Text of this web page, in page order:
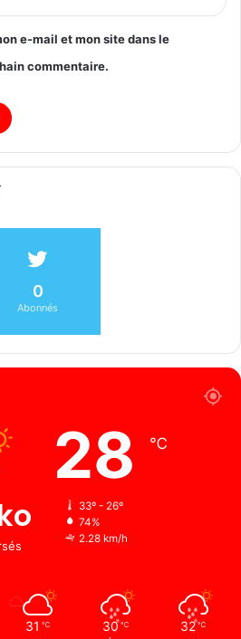
e-mail et mon site dans le
commentaire.
0
Abonnés
28 ℃
33º - 26º
74%
2.28 km/h
31 ℃ 30 ℃ 32 ℃